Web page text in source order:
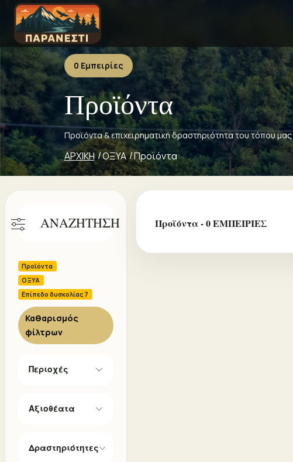
0 Εμπειρίες
Προϊόντα
Προϊόντα & επιχειρηματική δραστηριότητα του τόπου μας
ΑΡΧΙΚΗ ΟΞΥΑ Προϊόντα
ΑΝΑΖΗΤΗΣΗ
Προϊόντα
ΟΞΥΑ
Επίπεδο δυσκολίας 7
Καθαρισμός
φίλτρων
Περιοχές
Αξιοθέατα
Δραστηριότητες
Προϊόντα - 0 ΕΜΠΕΙΡΙΕΣ